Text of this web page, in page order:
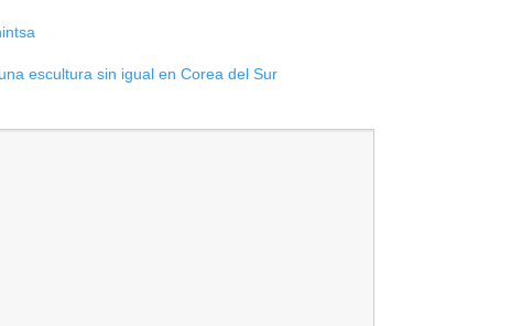
escultura sin igual en Corea del Sur